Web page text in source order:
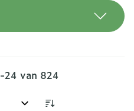
-24 van 824